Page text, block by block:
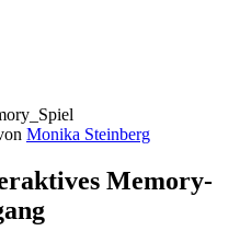
Monika Steinberg
Memory-